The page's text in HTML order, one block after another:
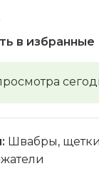
в избранные
Швабры,